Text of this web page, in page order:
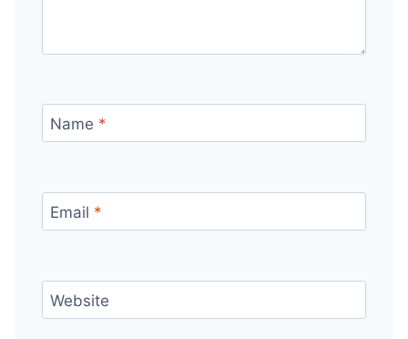
Name *
Email *
Website